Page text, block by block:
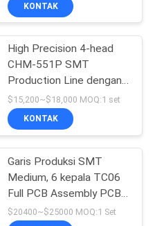
KONTAK
High Precision 4-head
CHM-551P SMT
Production Line dengan
4-zone Reflow Oven
untuk perakitan PCB
$15,200~$18,000 MOQ:1 set
KONTAK
Garis Produksi SMT
Medium, 6 kepala TC06
Full PCB Assembly PCBA
Manufacturing
$20400~$25000 MOQ:1 Set